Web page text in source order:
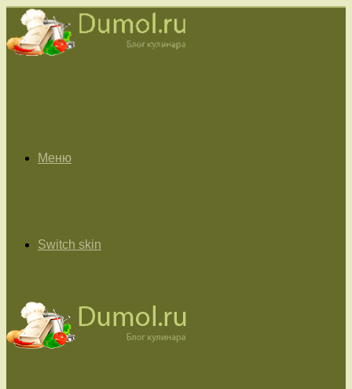
Меню
Switch skin